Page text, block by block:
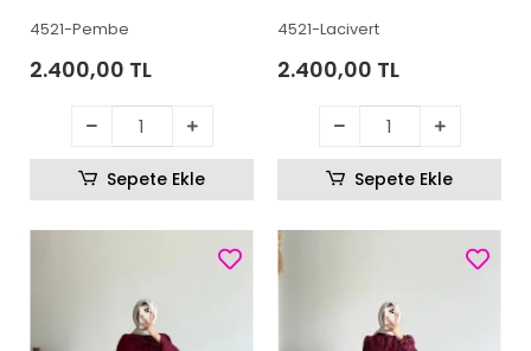
4521-Pembe
2.400,00 TL
Sepete Ekle
4521-Lacivert
2.400,00 TL
Sepete Ekle